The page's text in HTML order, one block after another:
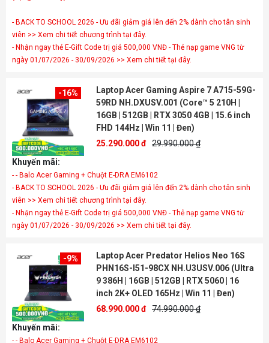
- BACK TO SCHOOL 2026 - Ưu đãi giảm giá lên đến 2% dành cho tân sinh
viên >> Xem chi tiết chương trình tại đây.
- Nhận ngay thẻ E-Gift Code trị giá 500,000 VNĐ - Thẻ nạp game VNG từ
ngày 01/07/2026 - 30/09/2026 >> Xem chi tiết tại đây.
-16%
Laptop Acer Gaming Aspire 7 A715-59G-
59RD NH.DXUSV.001 (Core™ 5 210H |
16GB | 512GB | RTX 3050 4GB | 15.6 inch
FHD 144Hz | Win 11 | Đen)
25.290.000 đ 29.990.000 ₫
Khuyến mãi:
- - Balo Acer Gaming + Chuột E-DRA EM6102
- BACK TO SCHOOL 2026 - Ưu đãi giảm giá lên đến 2% dành cho tân sinh
viên >> Xem chi tiết chương trình tại đây.
- Nhận ngay thẻ E-Gift Code trị giá 500,000 VNĐ - Thẻ nạp game VNG từ
ngày 01/07/2026 - 30/09/2026 >> Xem chi tiết tại đây.
-9%
Laptop Acer Predator Helios Neo 16S
PHN16S-I51-98CX NH.U3USV.006 (Ultra
9 386H | 16GB | 512GB | RTX 5060 | 16
inch 2K+ OLED 165Hz | Win 11 | Đen)
68.990.000 đ 74.990.000 ₫
Khuyến mãi:
- - Balo Acer Gaming + Chuột E-DRA EM6102